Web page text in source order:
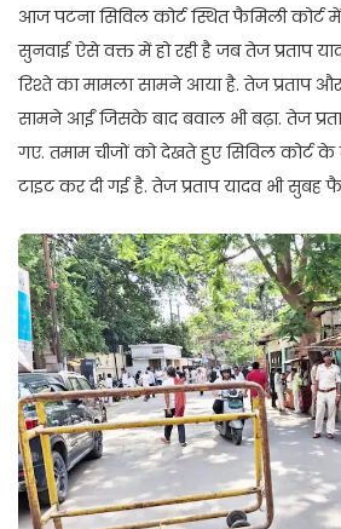
आज पटना सिविल कोर्ट स्थित फैमिली कोर्ट
सुनवाई ऐसे वक्त में हो रही है जब तेज प्रताप
रिश्ते का मामला सामने आया है. तेज प्रताप
सामने आईं जिसके बाद बवाल भी बढ़ा. तेज
गए. तमाम चीजों को देखते हुए सिविल कोर्ट के
टाइट कर दी गई है. तेज प्रताप यादव भी सुबह